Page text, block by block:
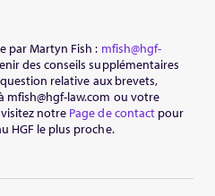
par Martyn Fish : mfish@hgf-
des conseils supplémentaires
relative aux brevets,
mfish@hgf-law.com ou votre
notre Page de contactpour
HGF le plus proche.